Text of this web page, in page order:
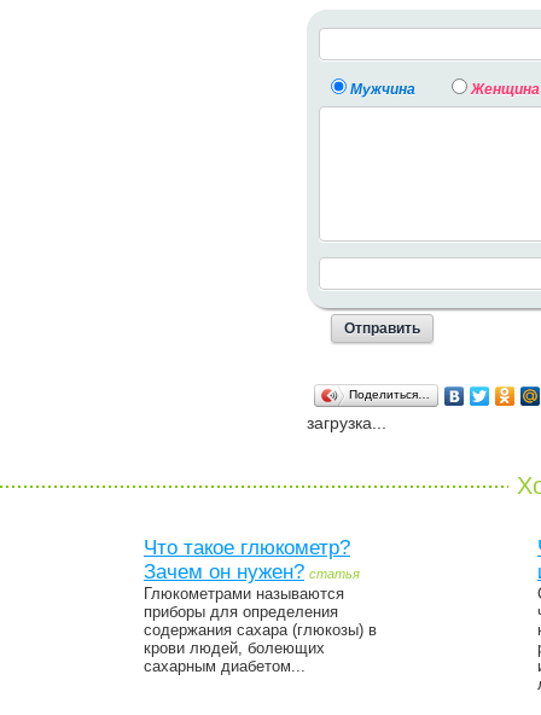
Мужчина Женщина
Поделиться…
загрузка...
Что такое глюкометр?
Зачем он нужен? статья
Глюкометрами называются
приборы для определения
содержания сахара (глюкозы) в
крови людей, болеющих
сахарным диабетом...